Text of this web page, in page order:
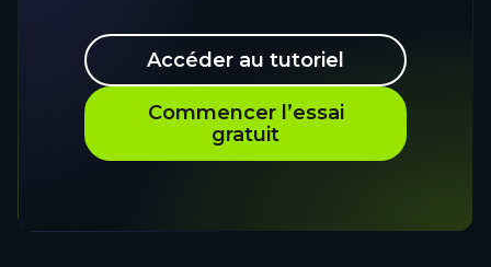
Accéder au tutoriel
Commencer l’essai
gratuit